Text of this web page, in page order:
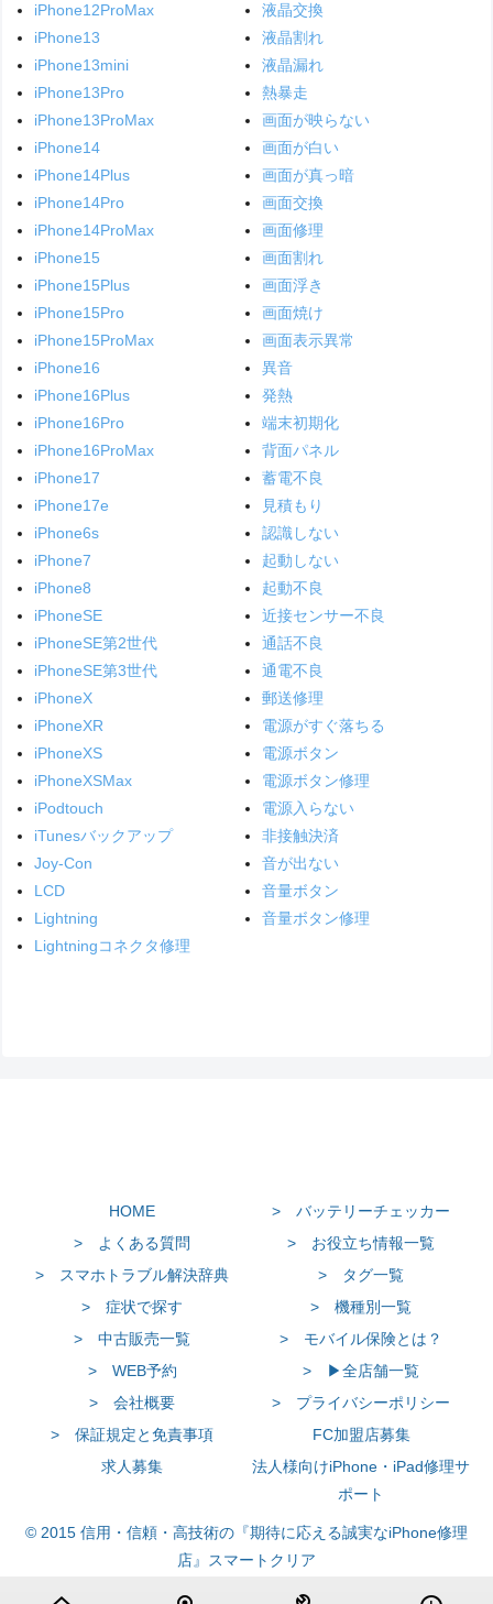
iPhone12ProMax
iPhone13
iPhone13mini
iPhone13Pro
iPhone13ProMax
iPhone14
iPhone14Plus
iPhone14Pro
iPhone14ProMax
iPhone15
iPhone15Plus
iPhone15Pro
iPhone15ProMax
iPhone16
iPhone16Plus
iPhone16Pro
iPhone16ProMax
iPhone17
iPhone17e
iPhone6s
iPhone7
iPhone8
iPhoneSE
iPhoneSE第2世代
iPhoneSE第3世代
iPhoneX
iPhoneXR
iPhoneXS
iPhoneXSMax
iPodtouch
iTunesバックアップ
Joy-Con
LCD
Lightning
Lightningコネクタ修理
液晶交換
液晶割れ
液晶漏れ
熱暴走
画面が映らない
画面が白い
画面が真っ暗
画面交換
画面修理
画面割れ
画面浮き
画面焼け
画面表示異常
異音
発熱
端末初期化
背面パネル
蓄電不良
見積もり
認識しない
起動しない
起動不良
近接センサー不良
通話不良
通電不良
郵送修理
電源がすぐ落ちる
電源ボタン
電源ボタン修理
電源入らない
非接触決済
音が出ない
音量ボタン
音量ボタン修理
HOME
> バッテリーチェッカー
> よくある質問
> お役立ち情報一覧
> スマホトラブル解決辞典
> タグ一覧
> 症状で探す
> 機種別一覧
> 中古販売一覧
> モバイル保険とは？
> WEB予約
> ▶全店舗一覧
> 会社概要
> プライバシーポリシー
> 保証規定と免責事項
FC加盟店募集
求人募集
法人様向けiPhone・iPad修理サ
ポート
© 2015 信用・信頼・高技術の『期待に応える誠実なiPhone修理
店』スマートクリア